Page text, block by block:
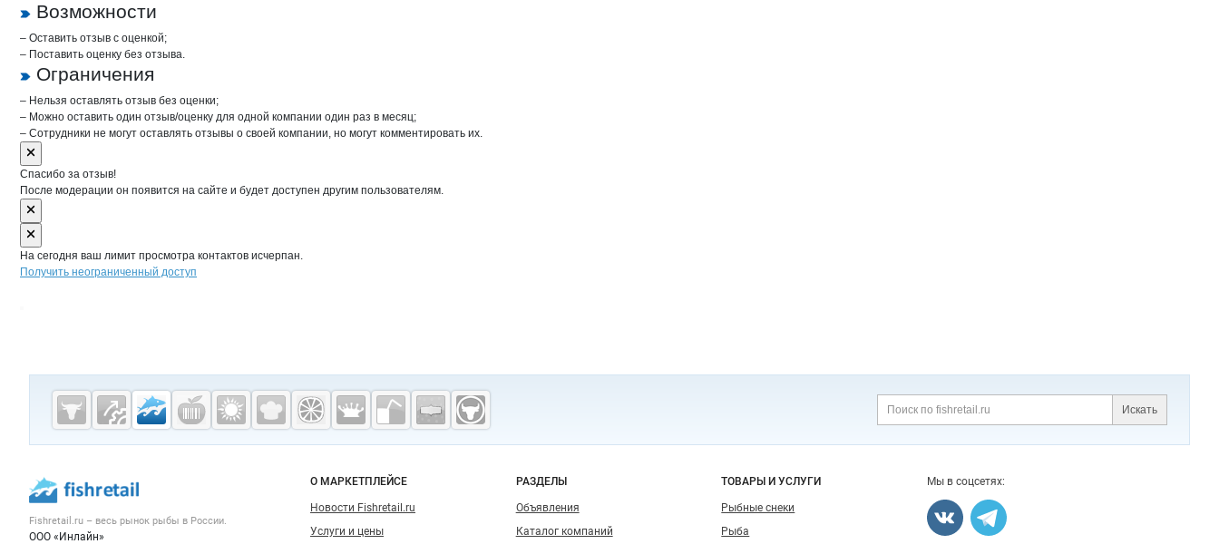
Возможности
– Оставить отзыв с оценкой;
– Поставить оценку без отзыва.
Ограничения
– Нельзя оставлять отзыв без оценки;
– Можно оставить один отзыв/оценку для одной компании один раз в месяц;
– Сотрудники не могут оставлять отзывы о своей компании, но могут комментировать их.
Спасибо за отзыв!
После модерации он появится на сайте и будет доступен другим пользователям.
На сегодня ваш лимит просмотра контактов исчерпан.
Получить неограниченный доступ
Дополнительная информация
Искать
Cсылки на полезные проекты
Fishretail.ru —
рыба,
Важные разделы и контакты
Fishretail.ru – весь рынок рыбы в России.
ООО «Инлайн»
Навигация по сайту
О МАРКЕТПЛЕЙСЕ
Новости Fishretail.ru
Услуги и цены
РАЗДЕЛЫ
Объявления
Каталог компаний
ТОВАРЫ И УСЛУГИ
Рыбные снеки
Рыба
Мы в соцсетях: